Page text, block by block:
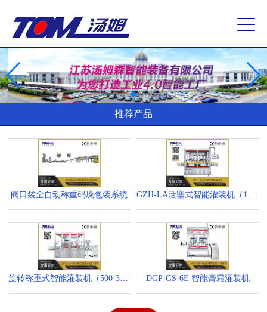
推荐产品
阀口袋全自动称重码垛包装系统 GZH-LA活塞式智能灌装机（1-5L）
旋转称重式智能灌装机（500-3000ml） DGP-GS-6E 智能膏霜灌装机